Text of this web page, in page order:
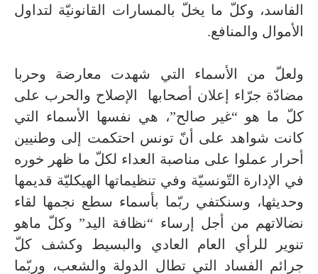
الفاسد، وكلّ ما يخلّ بالمسارات القانونيّة لتداول
الأموال والمنافع.
ولعلّ من الأسماء التي شهدت معارضة وحربا
مضادّة جرّاء إعلان أصحابها الإصلاح والحرب على
كلّ ما هو “غير صالح”، هي نفسها الأسماء التي
كانت شواهد على أنّ تونس احتكمت إلى وطنيين
أحرار عملوا على مناصبة العداء لكلّ ما ظهر خوره
في الإدارة التّونسيّة وفي تنظيماتها الهيكليّة قديمها
وحديثها، وسنكتفي ربّما بأسماء سطع نجمها لقاء
نضالاتهم من أجل إرساء “نظافة اليد” وكلّ ماهو
تنوير للرأي العام العادي والبسيط وكشف كلّ
جرائم الفساد التي تطال الدولة والشعب، وربّما